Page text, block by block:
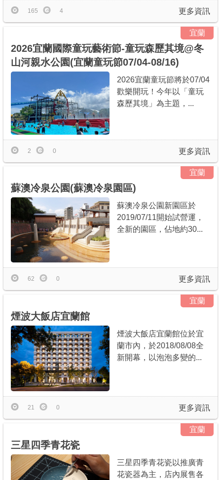
更多資訊
165 4
宜蘭
2026宜蘭國際童玩藝術節-童玩森歷其境@冬
山河親水公園(宜蘭童玩節07/04-08/16)
2026宜蘭童玩節將於07/04
歡樂開玩！今年以「童玩
森歷其境」為主題，...
更多資訊
2 0
宜蘭
蘇澳冷泉公園(蘇澳冷泉園區)
蘇澳冷泉公園新園區於
2019/07/11開始試營運，
全新的園區，佔地約30...
更多資訊
62 0
宜蘭
煙波大飯店宜蘭館
煙波大飯店宜蘭館位於宜
蘭市內，於2018/08/08全
新開幕，以泡泡多變的...
更多資訊
21 0
宜蘭
三星四季青花瓷
三星四季青花瓷以推廣青
花瓷器為主，店內展售各